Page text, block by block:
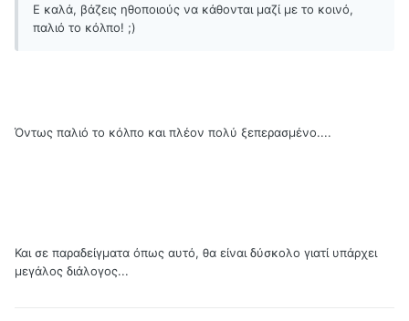
Ε καλά, βάζεις ηθοποιούς να κάθονται μαζί με το κοινό,
παλιό το κόλπο! ;)
Όντως παλιό το κόλπο και πλέον πολύ ξεπερασμένο....
Και σε παραδείγματα όπως αυτό, θα είναι δύσκολο γιατί υπάρχει
μεγάλος διάλογος...